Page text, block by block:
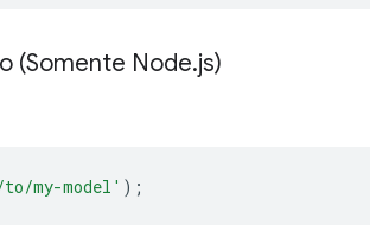
(Somente Node.js)
my-model' );